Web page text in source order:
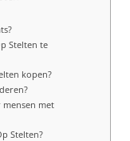
Stelten te
kopen?
mensen met
Stelten?